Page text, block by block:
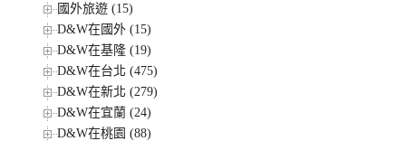
國外旅遊 (15)
D&W在國外 (15)
D&W在基隆 (19)
D&W在台北 (475)
D&W在新北 (279)
D&W在宜蘭 (24)
D&W在桃園 (88)